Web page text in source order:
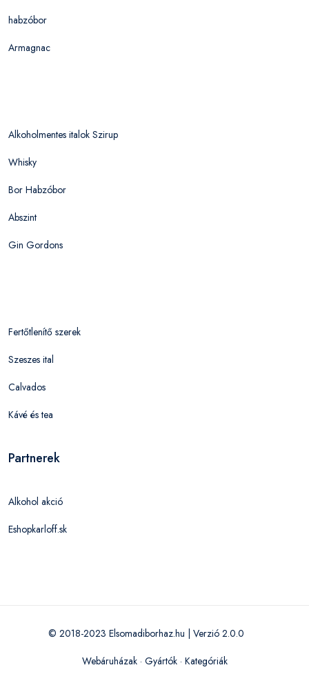
habzóbor
Armagnac
Alkoholmentes italok Szirup
Whisky
Bor Habzóbor
Abszint
Gin Gordons
Fertőtlenítő szerek
Szeszes ital
Calvados
Kávé és tea
Partnerek
Alkohol akció
Eshopkarloff.sk
© 2018-2023 Elsomadiborhaz.hu | Verzió 2.0.0
Webáruházak· Gyártók· Kategóriák